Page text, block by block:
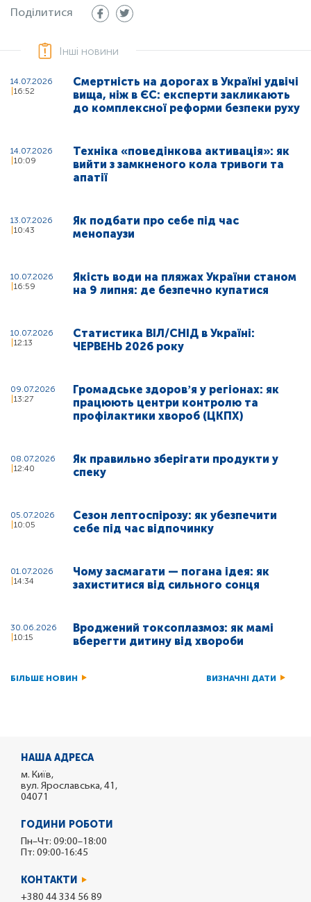
Поділитися
Інші новини
14.07.2026
16:52
Смертність на дорогах в Україні удвічі
вища, ніж в ЄС: експерти закликають
до комплексної реформи безпеки руху
14.07.2026
10:09
Техніка «поведінкова активація»: як
вийти з замкненого кола тривоги та
апатії
13.07.2026
10:43
Як подбати про себе під час
менопаузи
10.07.2026
16:59
Якість води на пляжах України станом
на 9 липня: де безпечно купатися
10.07.2026
12:13
Статистика ВІЛ/СНІД в Україні:
ЧЕРВЕНЬ 2026 року
09.07.2026
13:27
Громадське здоровʼя у регіонах: як
працюють центри контролю та
профілактики хвороб (ЦКПХ)
08.07.2026
12:40
Як правильно зберігати продукти у
спеку
05.07.2026
10:05
Сезон лептоспірозу: як убезпечити
себе під час відпочинку
01.07.2026
14:34
Чому засмагати — погана ідея: як
захиститися від сильного сонця
30.06.2026
10:15
Вроджений токсоплазмоз: як мамі
вберегти дитину від хвороби
БІЛЬШЕ НОВИН ВИЗНАЧНІ ДАТИ
НАША АДРЕСА
м. Київ,
вул. Ярославська, 41,
04071
ГОДИНИ РОБОТИ
Пн–Чт: 09:00–18:00
Пт: 09:00-16:45
КОНТАКТИ
+380 44 334 56 89